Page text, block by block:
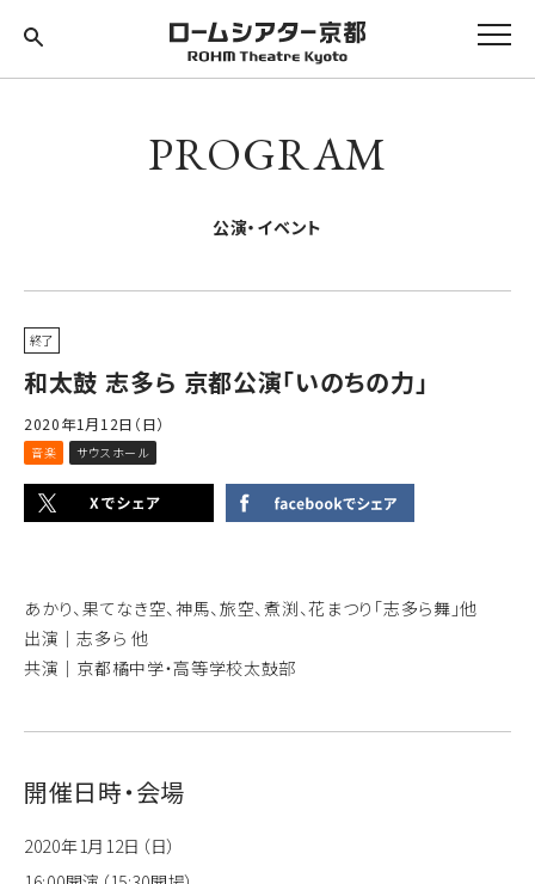
PROGRAM
公演・イベント
終了
和太鼓 志多ら 京都公演「いのちの力」
2020年1月12日（日）
音楽 サウスホール
あかり、果てなき空、神馬、旅空、煮渕、花まつり「志多ら舞」他
出演｜志多ら 他
共演｜京都橘中学・高等学校太鼓部
開催日時・会場
2020年1月12日（日）